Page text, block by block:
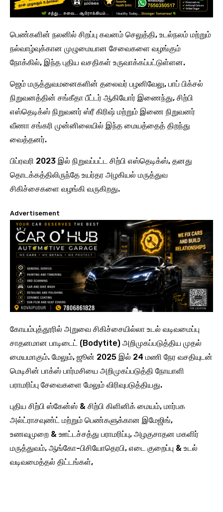
பெண்களின் நலனில் சிறப்பு கவனம் செலுத்தி, உடல்நலம் மற்றும்
நல்வாழ்வுக்கான முழுமையான சேவைகளை வழங்கும்
நோக்கில், இந்த புதிய வசதிகள் உருவாக்கப்பட்டுள்ளன.
ஜெம் மருத்துவமனைகளின் தலைவர் பழனிவேலு, பாப் பிக்சல்
நிறுவனத்தின் சங்கீதா பீட்டர் ஆகியோர் இணைந்து, சிற்பி
எஸ்தெடிக்ஸ் நிறுவனர் ஸ்ரீ கிரிஷ் மற்றும் இணை நிறுவனர்
வீணா சங்கரி முன்னிலையில் இந்த மையத்தைத் திறந்து
வைத்தனர்.
பிப்ரவரி 2023 இல் நிறுவப்பட்ட சிற்பி எஸ்தெடிக்ஸ், தனது
தொடக்கத்திலிருந்தே உயர்தர அழகியல் மருத்துவ
சிகிச்சைகளை வழங்கி வருகிறது.
Advertisement
கோயம்புத்தூரில் அறுவை சிகிச்சையில்லா உடல் வடிவமைப்பு
சாதனமான பாடிடைட் (Bodytite) அறிமுகப்படுத்திய முதல்
மையமாகும். மேலும், ஜூன் 2025 இல் 24 மணி நேர வசதியுடன்
மெடிசின் பாக்ஸ் பார்மசியை அறிமுகப்படுத்தி நோயாளி
பராமரிப்பு சேவைகளை மேலும் விரிவுபடுத்தியது.
புதிய சிற்பி ஸ்கேன்ஸ் & சிற்பி கிளினிக் மையம், மார்பக
அல்ட்ராசவுண்ட் மற்றும் பெண்களுக்கான இமேஜிங்,
உணவுமுறை & ஊட்டச்சத்து பராமரிப்பு, அழகுசாதன மகளிர்
மருத்துவம், ஆங்கோ-பிசியோதெரபி, எடை குறைப்பு & உடல்
வடிவமைத்தல் திட்டங்கள்,